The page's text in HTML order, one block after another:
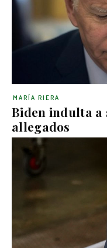
Biden indulta a
allegados
MARÍA RIERA